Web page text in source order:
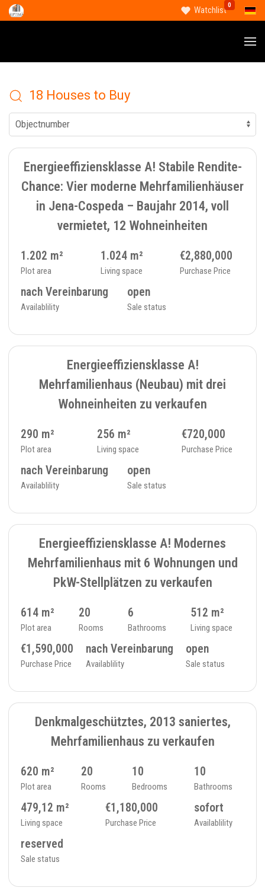
Watchlist0
18 Houses to Buy
11 MULTI-FAMILY HOUSE - 406
Energieeffiziensklasse A! Stabile Rendite-
Chance: Vier moderne Mehrfamilienhäuser
in Jena-Cospeda – Baujahr 2014, voll
vermietet, 12 Wohneinheiten
1.202 m²
Plot area
1.024 m²
Living space
€2,880,000
Purchase Price
nach Vereinbarung
Availablility
open
Sale status
7 MULTI-FAMILY HOUSE - 404
Energieeffiziensklasse A!
Mehrfamilienhaus (Neubau) mit drei
Wohneinheiten zu verkaufen
290 m²
Plot area
256 m²
Living space
€720,000
Purchase Price
nach Vereinbarung
Availablility
open
Sale status
4 MULTI-FAMILY HOUSE - 227
Energieeffiziensklasse A! Modernes
Mehrfamilienhaus mit 6 Wohnungen und
PkW-Stellplätzen zu verkaufen
614 m²
Plot area
20
Rooms
6
Bathrooms
512 m²
Living space
€1,590,000
Purchase Price
nach Vereinbarung
Availablility
open
Sale status
RESERVED
8 MULTI-FAMILY HOUSE - 400
Denkmalgeschütztes, 2013 saniertes,
Mehrfamilienhaus zu verkaufen
620 m²
Plot area
20
Rooms
10
Bedrooms
10
Bathrooms
479,12 m²
Living space
€1,180,000
Purchase Price
sofort
Availablility
reserved
Sale status